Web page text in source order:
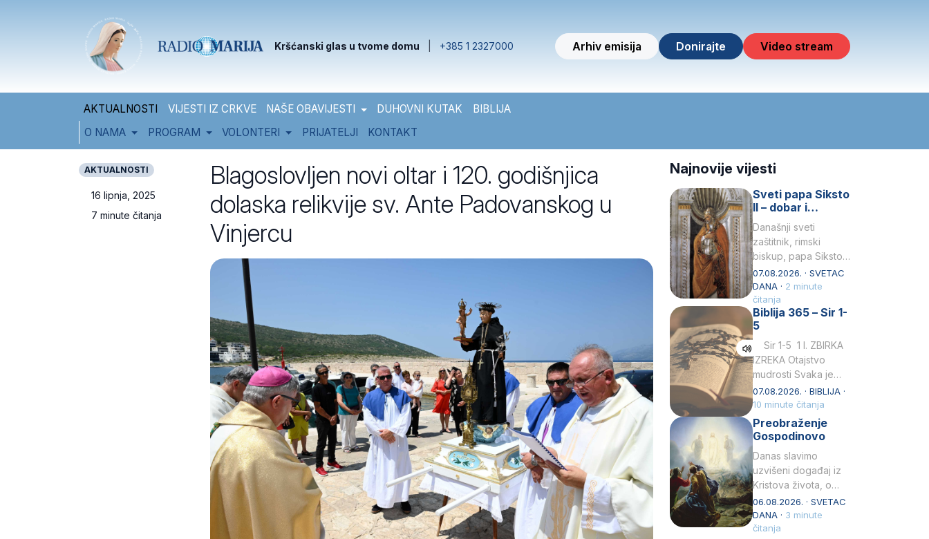
Kršćanski glas u tvome domu +385 1 2327000 Arhiv emisija Donirajte Video stream
AKTUALNOSTI VIJESTI IZ CRKVE NAŠE OBAVIJESTI DUHOVNI KUTAK
BIBLIJA
O NAMA
PROGRAM VOLONTERI PRIJATELJI KONTAKT
AKTUALNOSTI
16 lipnja, 2025
7 minute čitanja
Blagoslovljen novi oltar i 120. godišnjica
dolaska relikvije sv. Ante Padovanskog u
Vinjercu
Najnovije vijesti
Sveti papa Siksto
II – dobar i
miroljubiv pastir
Današnji sveti
zaštitnik, rimski
biskup, papa Siksto
(Sixtus) II, prema
knjizi Liber
Pontificalis bio je
rođenjem Grk.
Obnovio je odnose s
afričkim…
07.08.2026. · SVETAC
DANA · 2 minute
čitanja
Biblija 365 – Sir 1-
5
Sir 1-5 1 I. ZBIRKA
IZREKA Otajstvo
mudrosti Svaka je
mudrost od Gospoda
i s njime je dovijeka.2
Tko će…
07.08.2026. · BIBLIJA ·
10 minute čitanja
Preobraženje
Gospodinovo
Danas slavimo
uzvišeni događaj iz
Kristova života, o
kojem nas izvješćuju
evanđelisti Matej,
Marko i Luka te sveti
06.08.2026. · SVETAC
DANA · 3 minute
čitanja